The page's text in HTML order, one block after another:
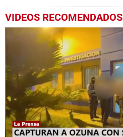
VIDEOS RECOMENDADOS